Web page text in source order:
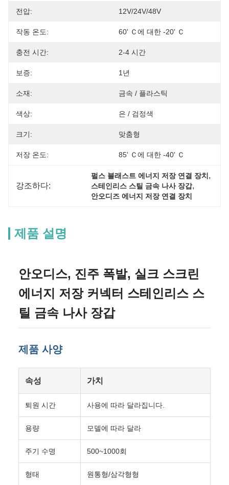
전압: 12V/24V/48V
작동 온도: 60' Ｃ에 대한 -20' Ｃ
충전 시간: 2-4 시간
보증: 1년
소재: 금속 / 플라스틱
색상: 은 / 검정색
크기: 맞춤형
저장 온도: 85' Ｃ에 대한 -40' Ｃ
강조하다:
펄스 블래스트 에너지 저장 연결 장치
스테인리스 스틸 금속 나사 장갑,
안오디즈 에너지 저장 연결 장치
제품 설명
안오디스, 진주 폭발, 실크 스크린
에너지 저장 커넥터 스테인리스 스
틸 금속 나사 장갑
제품 사양
속성 가치
퇴원 시간 사용에 따라 달라집니다.
용량 모델에 따라 달라
주기 수명 500~1000회
형태 원통형/삼각형형